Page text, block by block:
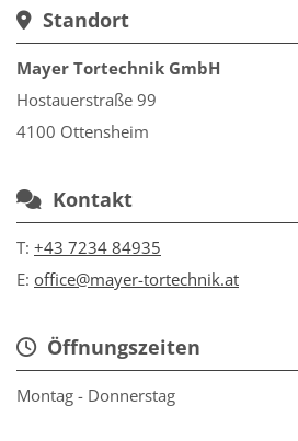
 Standort
Mayer Tortechnik GmbH
Hostauerstraße 99
4100 Ottensheim
 Kontakt
T: +43 7234 84935
E: office@mayer-tortechnik.at
Öffnungszeiten
Montag - Donnerstag